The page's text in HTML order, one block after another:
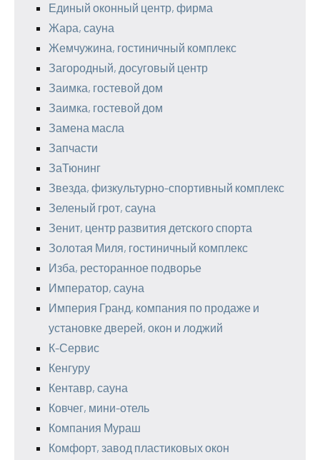
Единый оконный центр, фирма
Жара, сауна
Жемчужина, гостиничный комплекс
Загородный, досуговый центр
Заимка, гостевой дом
Заимка, гостевой дом
Замена масла
Запчасти
ЗаТюнинг
Звезда, физкультурно-спортивный комплекс
Зеленый грот, сауна
Зенит, центр развития детского спорта
Золотая Миля, гостиничный комплекс
Изба, ресторанное подворье
Император, сауна
Империя Гранд, компания по продаже и
установке дверей, окон и лоджий
К-Сервис
Кенгуру
Кентавр, сауна
Ковчег, мини-отель
Компания Мураш
Комфорт, завод пластиковых окон